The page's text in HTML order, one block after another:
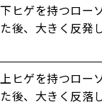
ヒゲを持つロー
後、大きく反発
ヒゲを持つロー
後、大きく反落